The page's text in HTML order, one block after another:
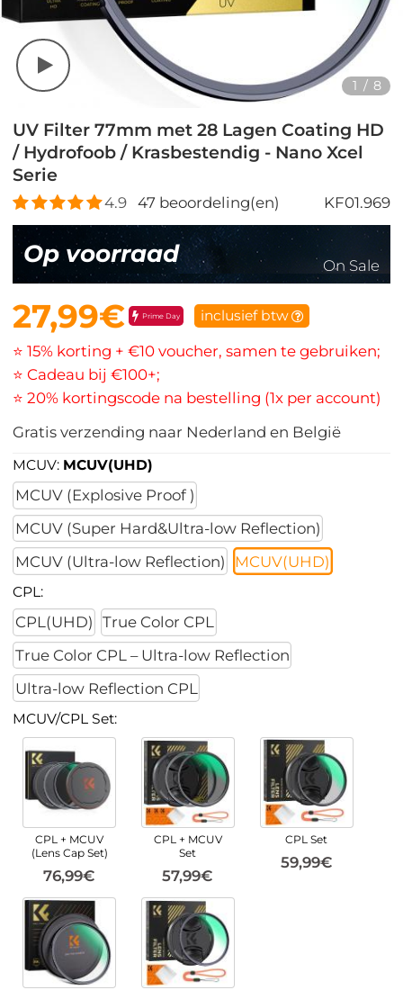
1 / 8
UV Filter 77mm met 28 Lagen Coating HD
/ Hydrofoob / Krasbestendig - Nano Xcel
Serie
4.9 47 beoordeling(en) KF01.969
Op voorraad On Sale
27,99€ Prime Day inclusief btw
⭐ 15% korting + €10 voucher, samen te gebruiken;
⭐ Cadeau bij €100+;
⭐ 20% kortingscode na bestelling (1x per account)
Gratis verzending naar Nederland en België
MCUV: MCUV(UHD)
MCUV (Explosive Proof )
MCUV (Super Hard&Ultra-low Reflection)
MCUV (Ultra-low Reflection)
MCUV(UHD)
CPL:
CPL(UHD)
True Color CPL
True Color CPL – Ultra-low Reflection
Ultra-low Reflection CPL
MCUV/CPL Set:
CPL + MCUV
(Lens Cap Set)
76,99€
CPL + MCUV
Set
57,99€
CPL Set
59,99€